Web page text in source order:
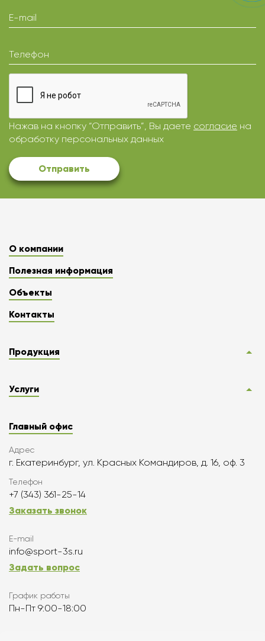
E-mail
Телефон
Нажав на кнопку “Отправить”, Вы даете согласие на
обработку персональных данных
Отправить
О компании
Полезная информация
Объекты
Контакты
Продукция
Услуги
Главный офис
Адрес
г. Екатеринбург, ул. Красных Командиров, д. 16, оф. 3
Телефон
+7 (343) 361-25-14
Заказать звонок
E-mail
info@sport-3s.ru
Задать вопрос
График работы
Пн-Пт 9:00-18:00